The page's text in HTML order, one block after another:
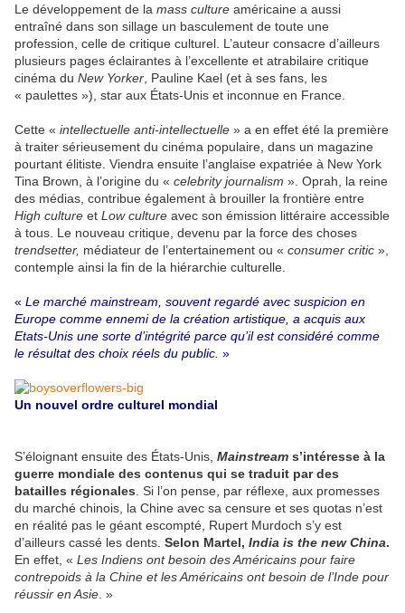
Le développement de la mass culture américaine a aussi
entraîné dans son sillage un basculement de toute une
profession, celle de critique culturel. L’auteur consacre d’ailleurs
plusieurs pages éclairantes à l’excellente et atrabilaire critique
cinéma du New Yorker , Pauline Kael (et à ses fans, les
« paulettes »), star aux États-Unis et inconnue en France.
Cette « intellectuelle anti-intellectuelle » a en effet été la première
à traiter sérieusement du cinéma populaire, dans un magazine
pourtant élitiste. Viendra ensuite l’anglaise expatriée à New York
Tina Brown, à l’origine du « celebrity journalism ». Oprah, la reine
des médias, contribue également à brouiller la frontière entre
High culture et Low culture avec son émission littéraire accessible
à tous. Le nouveau critique, devenu par la force des choses
trendsetter, médiateur de l’entertainement ou « consumer critic »,
contemple ainsi la fin de la hiérarchie culturelle.
« Le marché mainstream, souvent regardé avec suspicion en
Europe comme ennemi de la création artistique, a acquis aux
Etats-Unis une sorte d’intégrité parce qu’il est considéré comme
le résultat des choix réels du public. »
Un nouvel ordre culturel mondial
S’éloignant ensuite des États-Unis, Mainstream s’intéresse à la
guerre mondiale des contenus qui se traduit par des
batailles régionales . Si l’on pense, par réflexe, aux promesses
du marché chinois, la Chine avec sa censure et ses quotas n’est
en réalité pas le géant escompté, Rupert Murdoch s’y est
d’ailleurs cassé les dents. Selon Martel, India is the new China.
En effet, « Les Indiens ont besoin des Américains pour faire
contrepoids à la Chine et les Américains ont besoin de l’Inde pour
réussir en Asie . »